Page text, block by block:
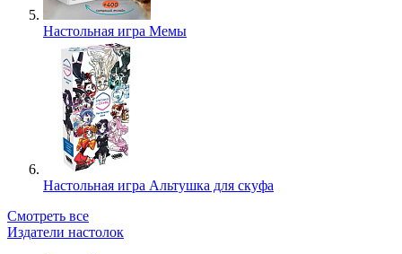
Настольная игра Мемы
Настольная игра Альтушка для скуфа
Смотреть все
Издатели настолок